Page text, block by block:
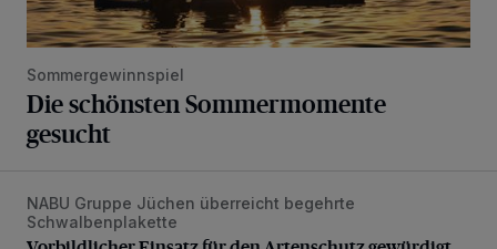
Sommergewinnspiel
Die schönsten Sommermomente
gesucht
Vorbildlicher Einsatz für den Artenschutz gewürdigt
NABU Gruppe Jüchen überreicht begehrte
Schwalbenplakette